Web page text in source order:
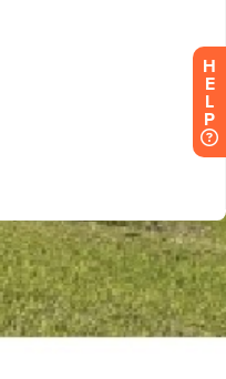
H
E
L
P